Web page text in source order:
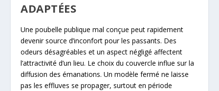
ADAPTÉES
Une poubelle publique mal conçue peut rapidement
devenir source d’inconfort pour les passants. Des
odeurs désagréables et un aspect négligé affectent
l’attractivité d’un lieu. Le choix du couvercle influe sur la
diffusion des émanations. Un modèle fermé ne laisse
pas les effluves se propager, surtout en période